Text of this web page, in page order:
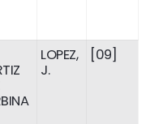
LOPEZ,
J.
[09]